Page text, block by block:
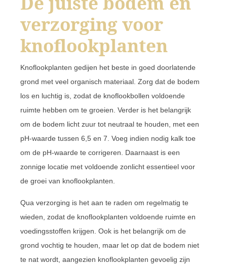
verzorging voor
knoflookplanten
Knoflookplanten gedijen het beste in goed doorlatende
grond met veel organisch materiaal. Zorg dat de bodem
los en luchtig is, zodat de knoflookbollen voldoende
ruimte hebben om te groeien. Verder is het belangrijk
om de bodem licht zuur tot neutraal te houden, met een
pH-waarde tussen 6,5 en 7. Voeg indien nodig kalk toe
om de pH-waarde te corrigeren. Daarnaast is een
zonnige locatie met voldoende zonlicht essentieel voor
de groei van knoflookplanten.
Qua verzorging is het aan te raden om regelmatig te
wieden, zodat de knoflookplanten voldoende ruimte en
voedingsstoffen krijgen. Ook is het belangrijk om de
grond vochtig te houden, maar let op dat de bodem niet
te nat wordt, aangezien knoflookplanten gevoelig zijn